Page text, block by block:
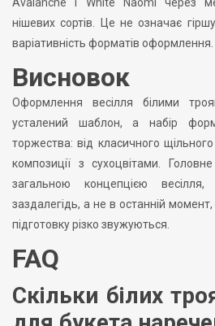
Avalanche і White Naomi через
нішевих сортів. Це не означає
варіативність форматів оформлення.
Висновок
Оформлення весілля білими
усталений шаблон, а набір
торжества: від класичного
композиції з сухоцвітами.
загальною концепцією
заздалегідь, а не в останній момент,
підготовку різко звужуються.
FAQ
Скільки білих